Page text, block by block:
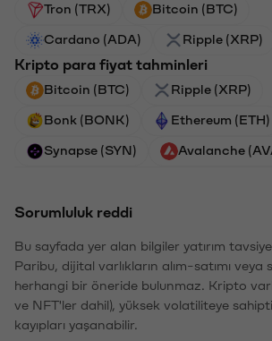
Tron (TRX) Bitcoin (BTC)
Cardano (ADA) Ripple (XRP)
Kripto para fiyat tahminleri
Bitcoin (BTC) Ripple (XRP)
Bonk (BONK) Ethereum (ETH)
Synapse (SYN) Avalanche
Sorumluluk reddi
Bu sayfada yer alan bilgiler yatırım
Paribu, dijital varlıkların alım-satımı veya
herhangi bir öneride bulunmaz. Kripto
ve NFT'ler dahil), yüksek volatiliteye
kayıpları yaşanabilir.